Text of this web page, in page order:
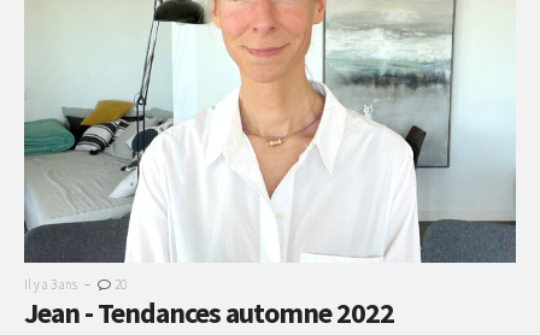
Il y a 3 ans - 20
Jean - Tendances automne 2022